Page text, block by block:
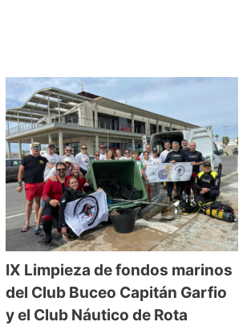
IX Limpieza de fondos marinos
del Club Buceo Capitán Garfio
y el Club Náutico de Rota